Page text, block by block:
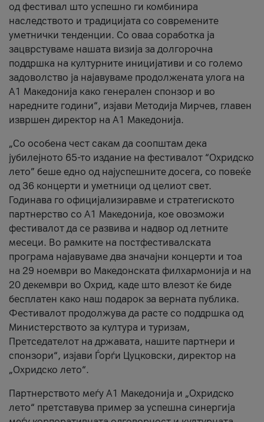
од фестивал што успешно ги комбинира
наследството и традицијата со современите
уметнички тенденции. Со оваа соработка ја
зацврстуваме нашата визија за долгорочна
поддршка на културните иницијативи и со големо
задоволство ја најавуваме продолжената улога на
A1 Македонија како генерален спонзор и во
наредните години“, изјави Методија Мирчев, главен
извршен директор на A1 Македонија.
„Со особена чест сакам да соопштам дека
јубилејното 65-то издание на фестивалот “Охридско
лето” беше едно од најуспешните досега, со повеќе
од 36 концерти и уметници од целиот свет.
Годинава го официјализиравме и стратегиското
партнерство со А1 Македонија, кое овозможи
фестивалот да се развива и надвор од летните
месеци. Во рамките на постфестивалската
програма најавуваме два значајни концерти и тоа
на 29 ноември во Македонската филхармонија и на
20 декември во Охрид, каде што влезот ќе биде
бесплатен како наш подарок за верната публика.
Фестивалот продолжува да расте со поддршка од
Министерството за култура и туризам,
Претседателот на државата, нашите партнери и
спонзори“, изјави Ѓорѓи Цуцковски, директор на
„Охридско лето“.
Партнерството меѓу A1 Македонија и „Охридско
лето“ претставува пример за успешна синергија